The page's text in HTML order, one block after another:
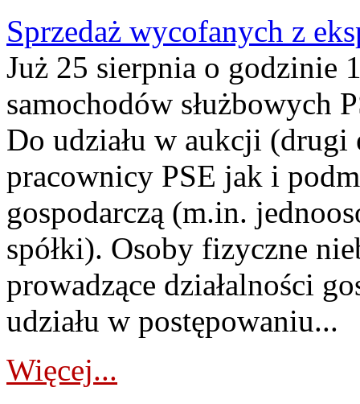
Sprzedaż wycofanych z
Już 25 sierpnia o godzinie
samochodów służbowych
Do udziału w aukcji (drugi
pracownicy PSE jak i
gospodarczą (m.in.
spółki). Osoby fizyczne
prowadzące działalności
udziału w postępowaniu...
Więcej...